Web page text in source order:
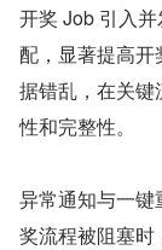
开奖 Job 引入
配，显著提高
据错乱，在关键
性和完整性。
异常通知与一
奖流程被阻塞